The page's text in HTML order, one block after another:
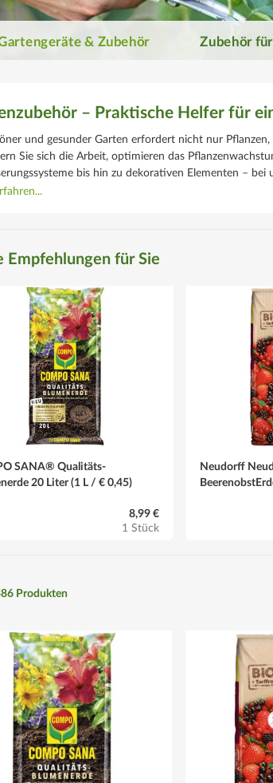
& Zubehör Zubehör
– Praktische Helfer für
und gesunder Garten erfordert nicht nur
Sie sich die Arbeit, optimieren das
bis hin zu dekorativen Elementen –
Empfehlungen für Sie
SANA® Qualitäts-
20 Liter (1 L / € 0,45)
8,99 €
1 Stück
Neudorff
Produkten